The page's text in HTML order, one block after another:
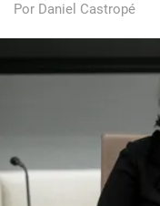
Por Daniel Castropé